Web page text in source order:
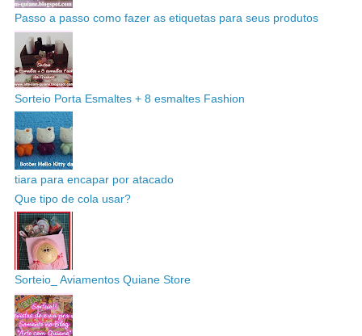
Passo a passo como fazer as etiquetas para seus produtos
Sorteio Porta Esmaltes + 8 esmaltes Fashion
tiara para encapar por atacado
Que tipo de cola usar?
Sorteio_ Aviamentos Quiane Store